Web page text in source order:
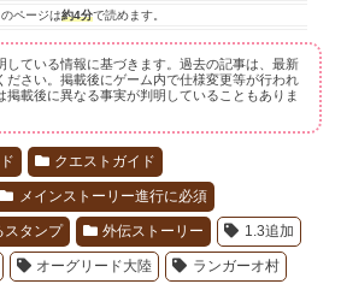
ページは約4分で読めます。
している情報に基づきます。過去の記事は、最新
ださい。掲載後にゲーム内で仕様変更等が行われ
掲載後に異なる事実が判明していることもありま
クエストガイド
メインストーリー進行に必須
スタンプ 外伝ストーリー 1.3追加
オーグリード大陸 ランガーオ村